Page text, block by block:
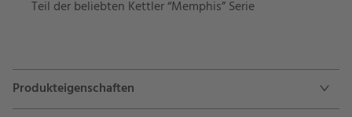
Teil der beliebten Kettler “Memphis” Serie
Produkteigenschaften